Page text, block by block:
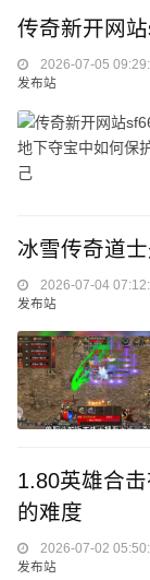
传奇新开网
2026-07-05
发布站
冰雪传奇道
2026-07-04
发布站
1.80英雄合
的难度
2026-07-02
发布站